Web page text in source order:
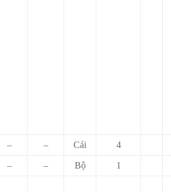
– – Cái 4
– – Bộ 1